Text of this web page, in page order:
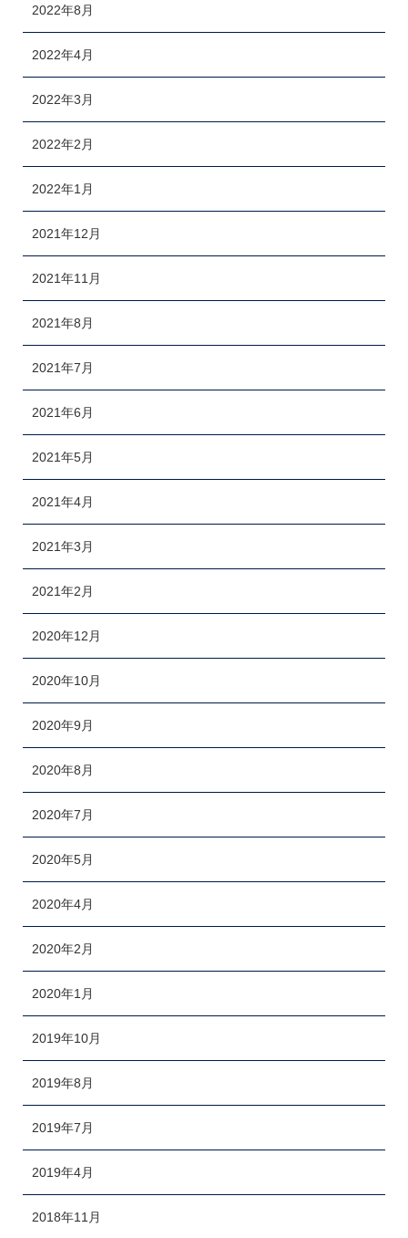
2022年8月
2022年4月
2022年3月
2022年2月
2022年1月
2021年12月
2021年11月
2021年8月
2021年7月
2021年6月
2021年5月
2021年4月
2021年3月
2021年2月
2020年12月
2020年10月
2020年9月
2020年8月
2020年7月
2020年5月
2020年4月
2020年2月
2020年1月
2019年10月
2019年8月
2019年7月
2019年4月
2018年11月